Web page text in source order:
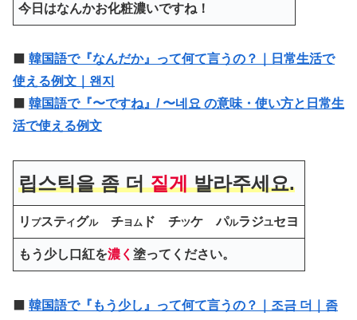
今日はなんかお化粧濃いですね！
韓国語で『なんだか』って何て言うの？｜日常生活で
使える例文｜왠지
韓国語で『〜ですね』/ 〜네요 の意味・使い方と日常生
活で使える例文
립스틱을 좀 더짙게발라주세요.
リ プステイグルチヨム ド チツケ パルラジユセヨ
もう少し口紅を濃く塗ってください。
韓国語で『もう少し』って何て言うの？｜조금 더｜좀